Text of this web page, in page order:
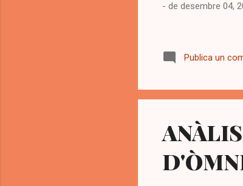
- de desembre 04,
Publica un